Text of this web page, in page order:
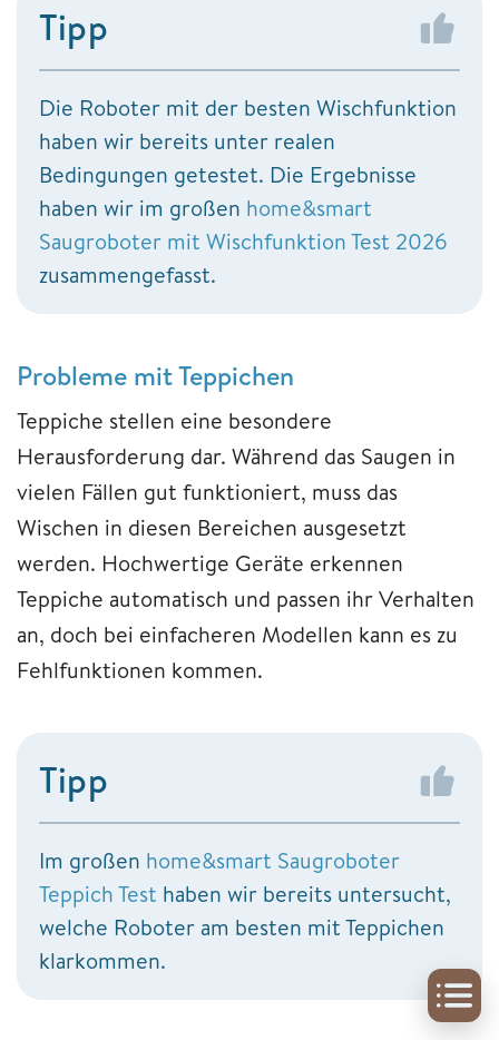
Tipp
Die Roboter mit der besten Wischfunktion
haben wir bereits unter realen
Bedingungen getestet. Die Ergebnisse
haben wir im großen home&smart
Saugroboter mit Wischfunktion Test 2026
zusammengefasst.
Probleme mit Teppichen
Teppiche stellen eine besondere
Herausforderung dar. Während das Saugen in
vielen Fällen gut funktioniert, muss das
Wischen in diesen Bereichen ausgesetzt
werden. Hochwertige Geräte erkennen
Teppiche automatisch und passen ihr Verhalten
an, doch bei einfacheren Modellen kann es zu
Fehlfunktionen kommen.
Tipp
Im großen home&smart Saugroboter
Teppich Test haben wir bereits untersucht,
welche Roboter am besten mit Teppichen
klarkommen.